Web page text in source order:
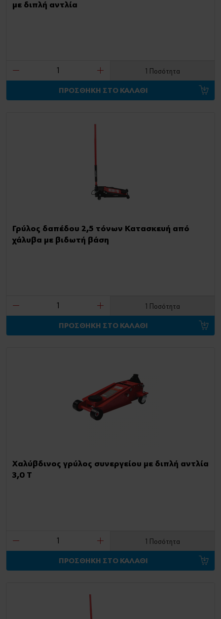
με διπλή αντλία
1 Ποσότητα
ΠΡΟΣΘΗΚΗ ΣΤΟ ΚΑΛΑΘΙ
Γρύλος δαπέδου 2,5 τόνων Κατασκευή από
χάλυβα με βιδωτή βάση
1 Ποσότητα
ΠΡΟΣΘΗΚΗ ΣΤΟ ΚΑΛΑΘΙ
Χαλύβδινος γρύλος συνεργείου με διπλή αντλία
3,0 T
1 Ποσότητα
ΠΡΟΣΘΗΚΗ ΣΤΟ ΚΑΛΑΘΙ